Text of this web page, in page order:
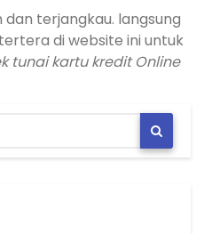
terjangkau. langsung
di website ini untuk
tunai kartu kredit Online